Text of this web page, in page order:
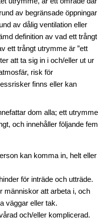
av begränsade öppningar
av dålig ventilation eller
definition av vad ett trångt
ett trångt utrymme är ”ett
att ta sig in i och/eller ut ur
risk för
finns eller kan
dom alla; ett utrymme
och innehåller följande fem
kan komma in, helt eller
för inträde och utträde.
människor att arbeta i, och
väggar eller tak.
och/eller komplicerad.